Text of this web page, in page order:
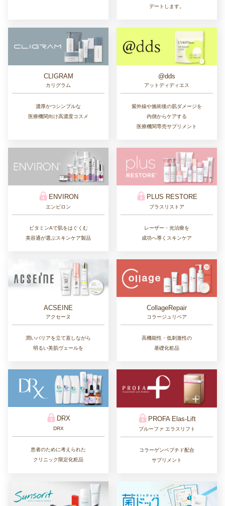
デートします。
CLIGRAM
カリグラム
濃厚かつシンプルな
医療機関向け高濃度コスメ
@dds
アットディディエス
紫外線や施術後の肌ダメージを
内側からケアする
医療機関専売サプリメント
ENVIRON
エンビロン
ビタミンAで肌をはぐくむ
美容通が選ぶスキンケア製品
PLUS RESTORE
プラスリストア
レーザー・光治療を
成功へ導くスキンケア
ACSEINE
アクセーヌ
潤いバリアを立て直しながら
明るい美肌ヴェールを
CollageRepair
コラージュリペア
高機能性・低刺激性の
基礎化粧品
DRX
DRX
患者のために考えられた
クリニック限定化粧品
PROFA Elas-Lift
プルーファ エラスリフト
コラーゲンペプチド配合
サプリメント